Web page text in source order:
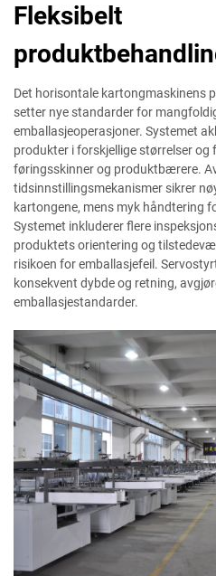
Fleksibelt
Det horisontale kartongmaskinens
setter nye standarder for
emballasjeoperasjoner. Systemet
produkter i forskjellige størrelser
føringsskinner og produktbærere.
tidsinnstillingsmekanismer sikrer
kartongene, mens myk håndtering
Systemet inkluderer flere
produktets orientering og
risikoen for emballasjefeil.
konsekvent dybde og retning,
emballasjestandarder.